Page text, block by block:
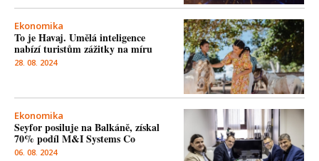
Ekonomika
To je Havaj. Umělá inteligence
nabízí turistům zážitky na míru
28. 08. 2024
Ekonomika
Seyfor posiluje na Balkáně, získal
70% podíl M&I Systems Co
06. 08. 2024